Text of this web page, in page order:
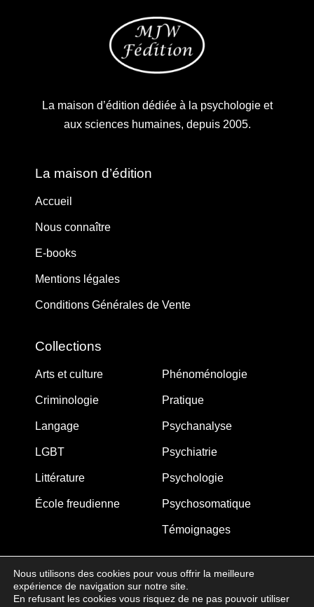
La maison d’édition dédiée à la psychologie et
aux sciences humaines, depuis 2005.
La maison d’édition
Accueil
Nous connaître
E-books
Mentions légales
Conditions Générales de Vente
Collections
Arts et culture
Criminologie
Langage
LGBT
Littérature
École freudienne
Phénoménologie
Pratique
Psychanalyse
Psychiatrie
Psychologie
Psychosomatique
Témoignages
MJW-FEDITION.COM © 2005-2025 – La Gouberdière
Nous utilisons des cookies pour vous offrir la meilleure
expérience de navigation sur notre site.
En refusant les cookies vous risquez de ne pas pouvoir utiliser